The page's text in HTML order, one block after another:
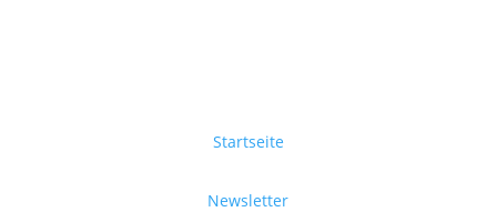
Startseite
Newsletter